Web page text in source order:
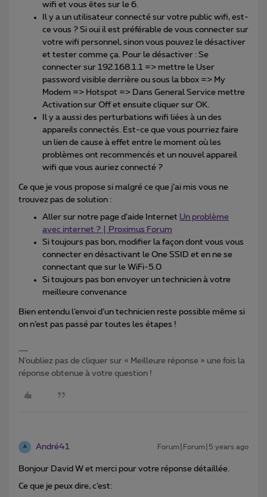
wifi et vous êtes sur le 6.
Il y a un utilisateur connecté sur votre public wifi, est-
ce vous ? Si oui il est préférable de vous connecter sur
votre wifi personnel, sinon vous pouvez le désactiver
et tester comme ça. Pour le désactiver : Se
connecter sur 192.168.1.1 => mettre le User
password visible derrière ou sous la bbox => My
Modem => Hotspot => Dans General Service mettre
Activation sur Off et ensuite cliquer sur OK.
Il y a aussi des perturbations wifi liées à un des
appareils connectés. Est-ce que vous pourriez faire
un lien de cause à effet entre le moment où les
problèmes ont recommencés et un nouvel appareil
wifi que vous auriez connecté ?
Ce que je vous propose si malgré ce que j’ai mis vous ne
trouvez pas de solution :
Aller sur notre page d’aide Internet Un problème
avec internet ? | Proximus Forum
Si toujours pas bon, modifier la façon dont vous vous
connecter en désactivant le One SSID et en ne se
connectant que sur le WiFi-5.0
Si toujours pas bon envoyer un technicien à votre
meilleure convenance
Bien entendu l’envoi d’un technicien reste possible même si
on n’est pas passé par toutes les étapes !
N’oubliez pas de cliquer sur « Meilleure réponse » une fois la
réponse obtenue à votre question !
A André41 Forum|Forum|5 years ago
Bonjour David W et merci pour votre réponse détaillée.
Ce que je peux dire, c’est: